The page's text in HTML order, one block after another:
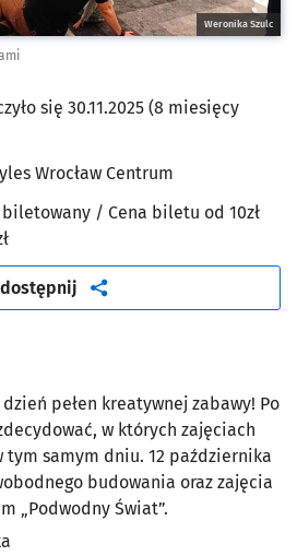
Weronika Szulc
się 30.11.2025 (8 miesięcy
Wrocław Centrum
biletowany / Cena biletu od 10zł
artykuł
pełen kreatywnej zabawy! Po
w których zajęciach
tym samym dniu. 12 października
budowania oraz zajęcia
„Podwodny Świat”.